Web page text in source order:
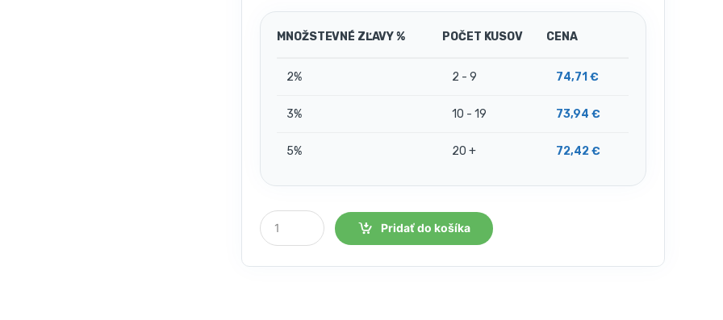
MNOŽSTEVNÉ ZĽAVY % POČET KUSOV CENA
2% 2 - 9 74,71 €
3% 10 - 19 73,94 €
5% 20 + 72,42€
P
o
č
Pridať do košíka